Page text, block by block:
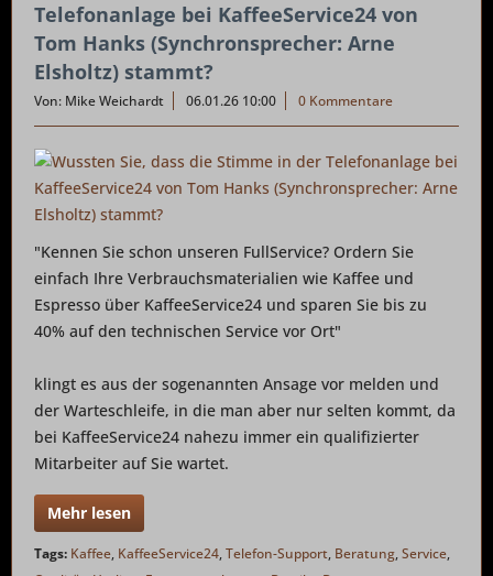
Telefonanlage bei KaffeeService24 von
Tom Hanks (Synchronsprecher: Arne
Elsholtz) stammt?
Von: Mike Weichardt 06.01.26 10:00 0 Kommentare
"Kennen Sie schon unseren FullService? Ordern Sie
einfach Ihre Verbrauchsmaterialien wie Kaffee und
Espresso über KaffeeService24 und sparen Sie bis zu
40% auf den technischen Service vor Ort"
klingt es aus der sogenannten Ansage vor melden und
der Warteschleife, in die man aber nur selten kommt, da
bei KaffeeService24 nahezu immer ein qualifizierter
Mitarbeiter auf Sie wartet.
Mehr lesen
Tags: Kaffee, KaffeeService24,Telefon-Support, Beratung,Service,